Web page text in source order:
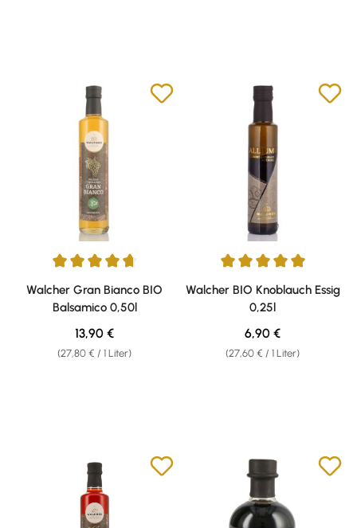
Durchschnittliche Bewertung von 4.75 von 5 Sternen
Walcher Gran Bianco BIO
Balsamico 0,50l
(27,80 € / 1 Liter)
Regulärer Preis:
13,90 €
Durchschnittliche Bewertung
Walcher BIO Knoblauch Essig
0,25l
(27,60 € / 1 Liter)
Regulärer Preis:
6,90 €